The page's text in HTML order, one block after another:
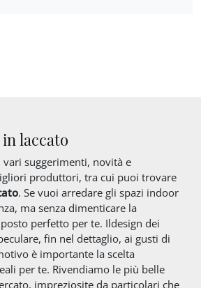
laccato
vari suggerimenti, novità e
produttori, tra cui puoi trovare
. Se vuoi arredare gli spazi indoor
ma senza dimenticare la
perfetto per te. Ildesign dei
fin nel dettaglio, ai gusti di
è importante la scelta
per te. Rivendiamo le più belle
impreziosite da particolari che